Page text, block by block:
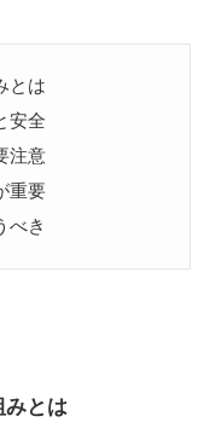
とは
安全
注意
重要
べき
とは